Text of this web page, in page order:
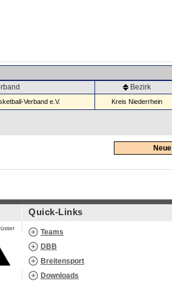
Bezirk
Verband e.V. Kreis Niederrhein
Quick-Links
Teams
DBB
Breitensport
Downloads